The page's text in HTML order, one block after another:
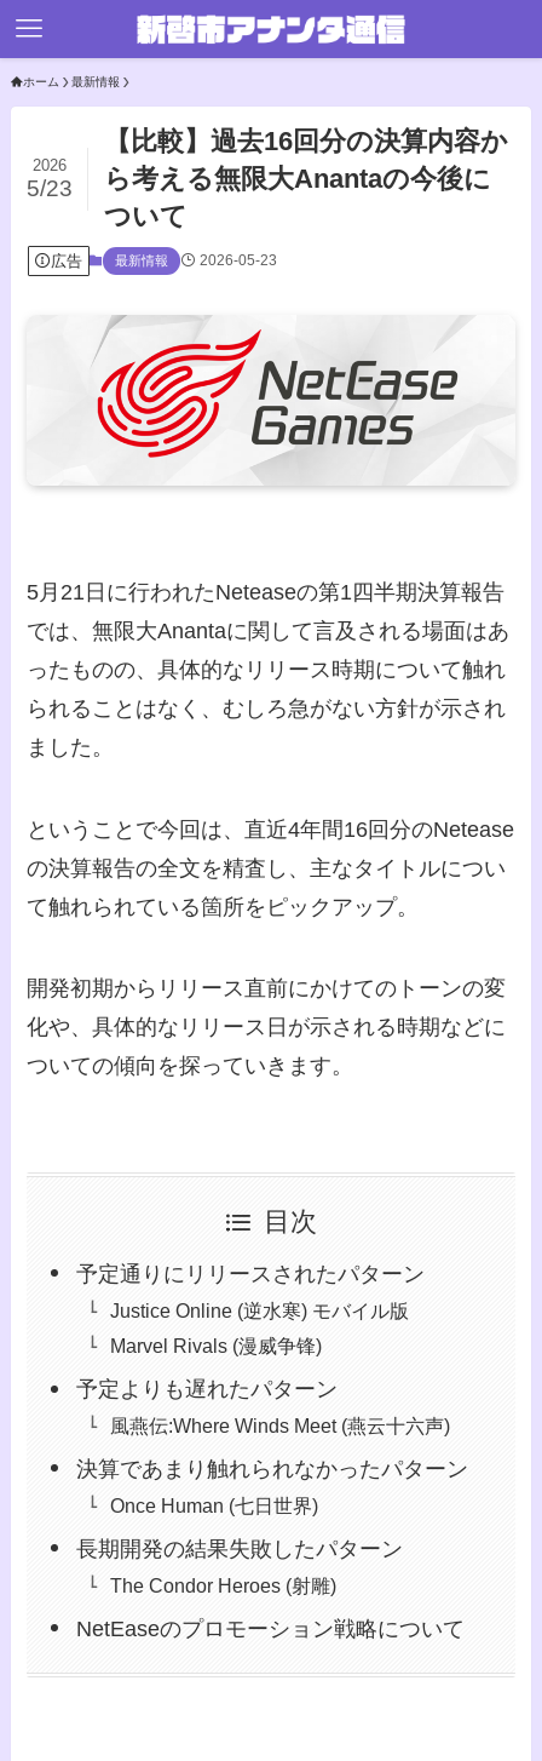
ホーム 最新情報
【比較】過去16回分の決算内容か
ら考える無限大Anantaの今後に
ついて
2026
5/23
広告 最新情報 2026-05-23
5月21日に行われたNeteaseの第1四半期決算報告
では、無限大Anantaに関して言及される場面はあ
ったものの、具体的なリリース時期について触れ
られることはなく、むしろ急がない方針が示され
ました。
ということで今回は、直近4年間16回分のNetease
の決算報告の全文を精査し、主なタイトルについ
て触れられている箇所をピックアップ。
開発初期からリリース直前にかけてのトーンの変
化や、具体的なリリース日が示される時期などに
ついての傾向を探っていきます。
目次
予定通りにリリースされたパターン
Justice Online (逆水寒) モバイル版
Marvel Rivals (漫威争锋)
予定よりも遅れたパターン
風燕伝:Where Winds Meet (燕云十六声)
決算であまり触れられなかったパターン
Once Human (七日世界)
長期開発の結果失敗したパターン
The Condor Heroes (射雕)
NetEaseのプロモーション戦略について